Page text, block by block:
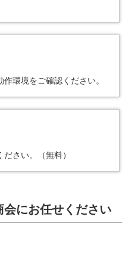
環境をご確認ください。
さい。（無料）
にお任せください